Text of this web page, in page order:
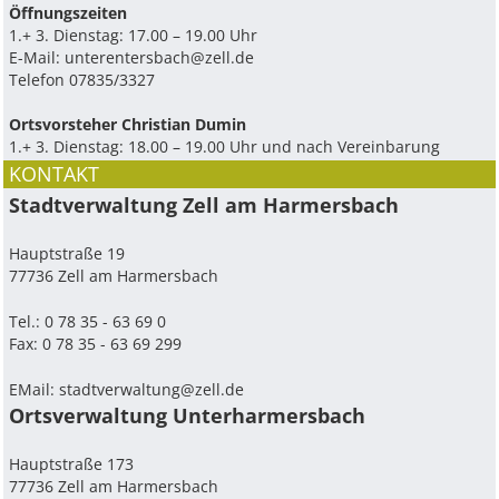
Ö­ffnungszeiten
1.+ 3. Dienstag: 17.00 – 19.00 Uhr
E-Mail: unterentersbach@zell.de
Telefon 07835/3327
Ortsvorsteher Christian Dumin
1.+ 3. Dienstag: 18.00 – 19.00 Uhr und nach Vereinbarung
KONTAKT
Stadtverwaltung Zell am Harmersbach
Hauptstraße 19
77736 Zell am Harmersbach
Tel.: 0 78 35 - 63 69 0
Fax: 0 78 35 - 63 69 299
EMail:stadtverwaltung@zell.de
Ortsverwaltung Unterharmersbach
Hauptstraße 173
77736 Zell am Harmersbach